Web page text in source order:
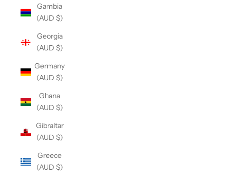
Gambia
(AUD $)
Georgia
(AUD $)
Germany
(AUD $)
Ghana
(AUD $)
Gibraltar
(AUD $)
Greece
(AUD $)